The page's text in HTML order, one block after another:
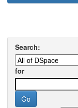
Search:
for